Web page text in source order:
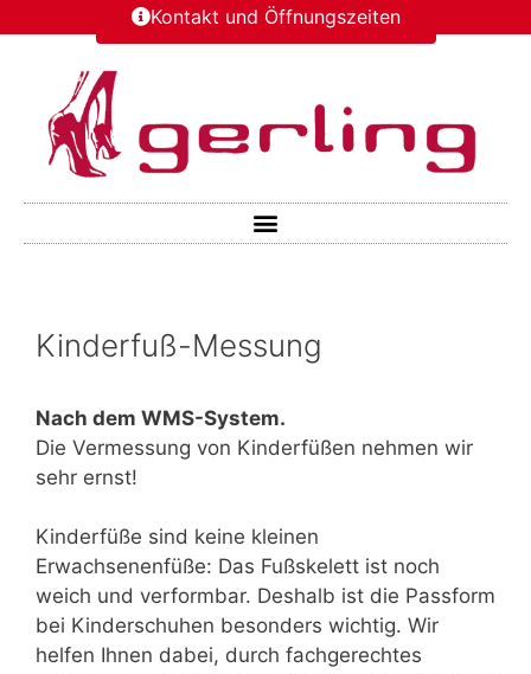
Kontakt und Öffnungszeiten
Kinderfuß-Messung
Nach dem WMS-System.
Die Vermessung von Kinderfüßen nehmen wir
sehr ernst!
Kinderfüße sind keine kleinen
Erwachsenenfüße: Das Fußskelett ist noch
weich und verformbar. Deshalb ist die Passform
bei Kinderschuhen besonders wichtig. Wir
helfen Ihnen dabei, durch fachgerechtes